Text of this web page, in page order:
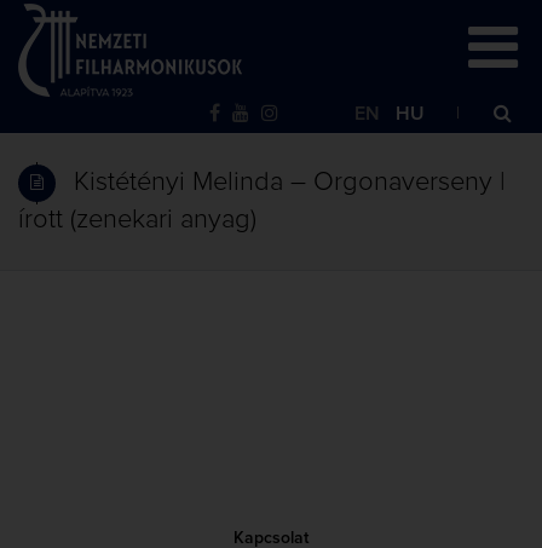
EN HU
Kistétényi Melinda – Orgonaverseny |
írott (zenekari anyag)
Kapcsolat